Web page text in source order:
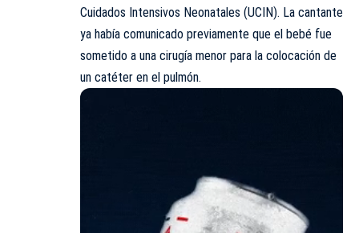
Cuidados Intensivos Neonatales (UCIN). La cantante
ya había comunicado previamente que el bebé fue
sometido a una cirugía menor para la colocación de
un catéter en el pulmón.